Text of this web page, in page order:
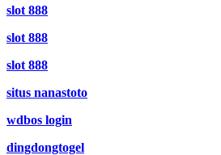
slot 888
slot 888
slot 888
situs nanastoto
wdbos login
dingdongtogel